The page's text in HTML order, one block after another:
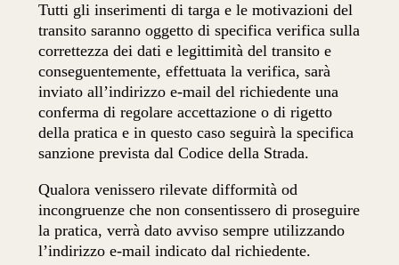
Tutti gli inserimenti di targa e le motivazioni del
transito saranno oggetto di specifica verifica sulla
correttezza dei dati e legittimità del transito e
conseguentemente, effettuata la verifica, sarà
inviato all’indirizzo e-mail del richiedente una
conferma di regolare accettazione o di rigetto
della pratica e in questo caso seguirà la specifica
sanzione prevista dal Codice della Strada.
Qualora venissero rilevate difformità od
incongruenze che non consentissero di proseguire
la pratica, verrà dato avviso sempre utilizzando
l’indirizzo e-mail indicato dal richiedente.